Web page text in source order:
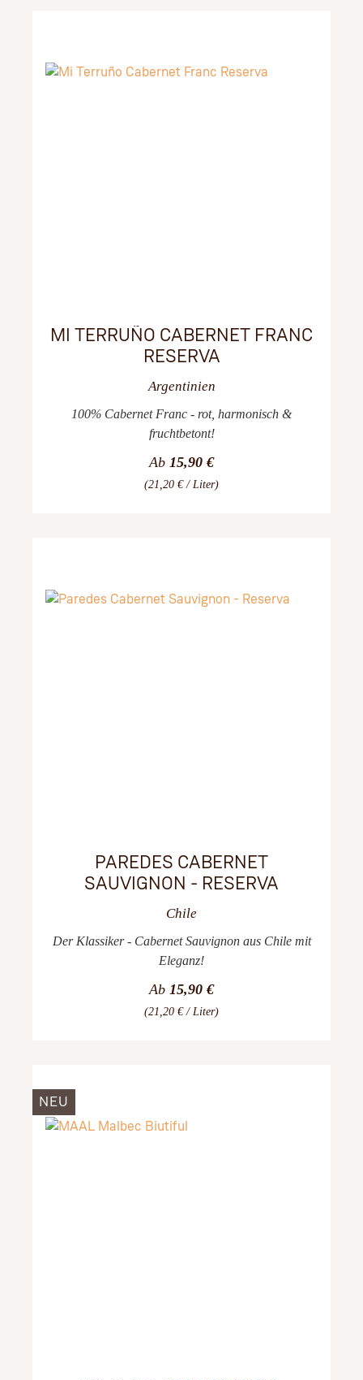
MI TERRUÑO CABERNET FRANC
RESERVA
Argentinien
100% Cabernet Franc - rot, harmonisch &
fruchtbetont!
Ab 15,90 €
(21,20 € / Liter)
PAREDES CABERNET
SAUVIGNON - RESERVA
Chile
Der Klassiker - Cabernet Sauvignon aus Chile mit
Eleganz!
Ab 15,90 €
(21,20 € / Liter)
NEU